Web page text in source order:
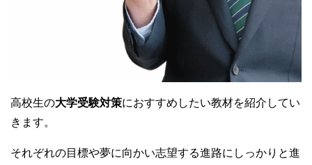
高校生の大学受験対策におすすめしたい教材を紹介してい
きます。
それぞれの目標や夢に向かい志望する進路にしっかりと進